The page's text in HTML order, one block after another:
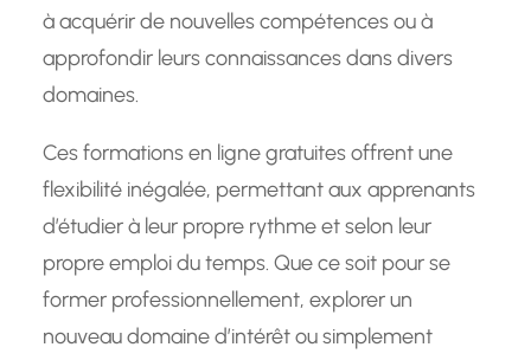
à acquérir de nouvelles compétences ou à
approfondir leurs connaissances dans divers
domaines.
Ces formations en ligne gratuites offrent une
flexibilité inégalée, permettant aux apprenants
d’étudier à leur propre rythme et selon leur
propre emploi du temps. Que ce soit pour se
former professionnellement, explorer un
nouveau domaine d’intérêt ou simplement